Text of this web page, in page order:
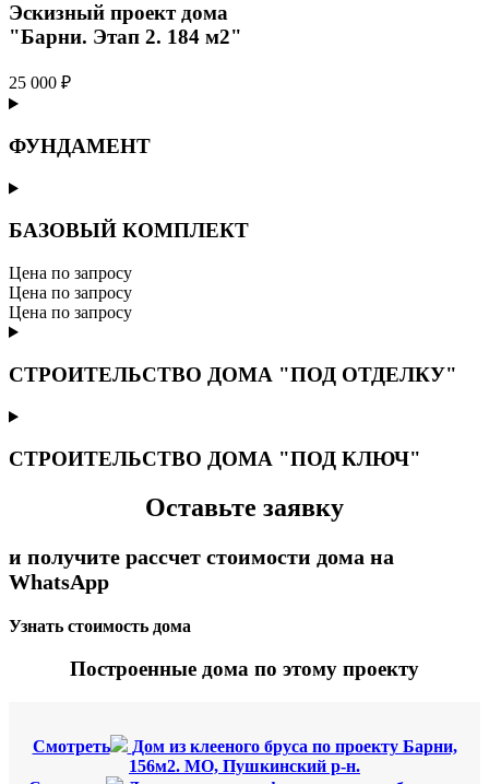
Эскизный проект дома
"Барни. Этап 2. 184 м2"
25 000 ₽
ФУНДАМЕНТ
БАЗОВЫЙ КОМПЛЕКТ
Цена по запросу
Цена по запросу
Цена по запросу
СТРОИТЕЛЬСТВО ДОМА "ПОД ОТДЕЛКУ"
СТРОИТЕЛЬСТВО ДОМА "ПОД КЛЮЧ"
Оставьте заявку
и получите рассчет стоимости дома на
WhatsApp
Узнать стоимость дома
Построенные дома по этому проекту
Смотреть
Дом из клееного бруса по проекту Барни,
156м2. МО, Пушкинский р-н.